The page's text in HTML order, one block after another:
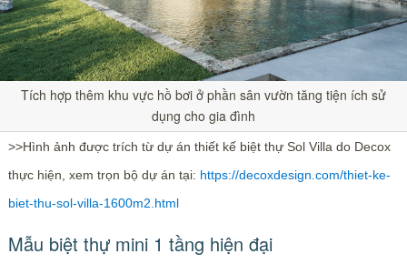
Tích hợp thêm khu vực hồ bơi ở phần sân vườn tăng tiện ích sử
dụng cho gia đình
>>Hình ảnh được trích từ dự án thiết kế biệt thự Sol Villa do Decox
thực hiện, xem trọn bộ dự án tại: https://decoxdesign.com/thiet-ke-
biet-thu-sol-villa-1600m2.html
Mẫu biệt thự mini 1 tầng hiện đại